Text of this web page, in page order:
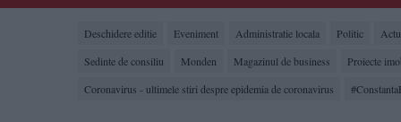
Deschidere editie Eveniment Administratie locala Politic
Sedinte de consiliu
Monden Magazinul de business Proiecte
Coronavirus - ultimele stiri despre epidemia de coronavirus